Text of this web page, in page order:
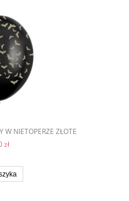
W NIETOPERZE ZŁOTE
zł